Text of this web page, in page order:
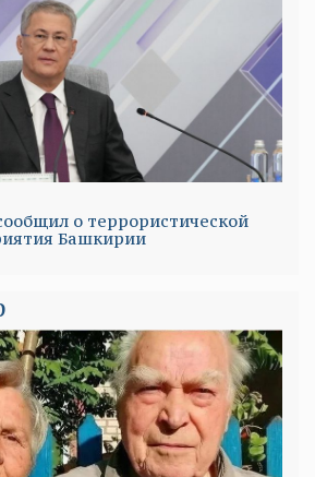
о террористической
Башкирии